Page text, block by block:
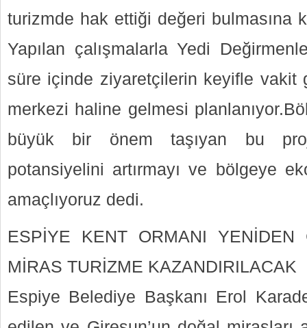
turizmde hak ettiği değeri bulmasına
Yapılan çalışmalarla Yedi
süre içinde ziyaretçilerin keyifle vakit
merkezi haline gelmesi
büyük bir önem taşıyan bu
potansiyelini artırmayı ve bölgeye
amaçlıyoruz dedi.
ESPİYE KENT ORMANI YENİDEN
MİRAS TURİZME KAZANDIRILACAK
Espiye Belediye Başkanı Erol